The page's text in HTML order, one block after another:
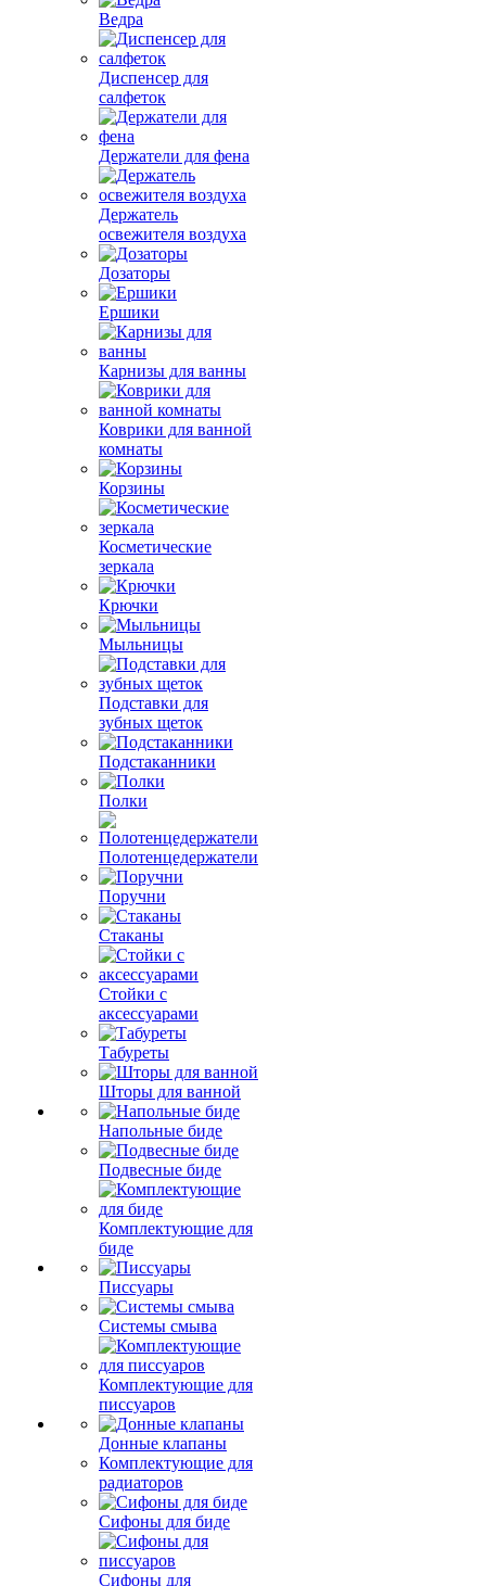
Ведра
Диспенсер для
салфеток
Держатели для фена
Держатель
освежителя воздуха
Дозаторы
Ершики
Карнизы для ванны
Коврики для ванной
комнаты
Корзины
Косметические
зеркала
Крючки
Мыльницы
Подставки для
зубных щеток
Подстаканники
Полки
Полотенцедержатели
Поручни
Стаканы
Стойки с
аксессуарами
Табуреты
Шторы для ванной
Напольные биде
Подвесные биде
Комплектующие для
биде
Писсуары
Системы смыва
Комплектующие для
писсуаров
Донные клапаны
Комплектующие для
радиаторов
Сифоны для биде
Сифоны для